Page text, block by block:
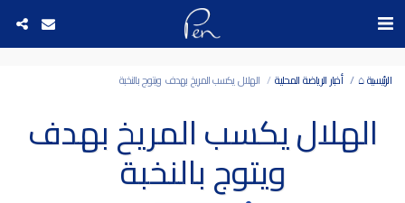
الرئيسية ⌂ أخبار الرياضة المحلية الهلال يكسب المريخ بهدف ويتوج بالنخبة
الهلال يكسب المريخ بهدف
ويتوج بالنخبة